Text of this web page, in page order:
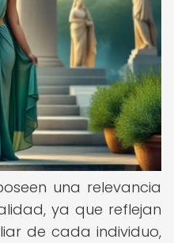
una relevancia
ya que reflejan
de cada individuo,